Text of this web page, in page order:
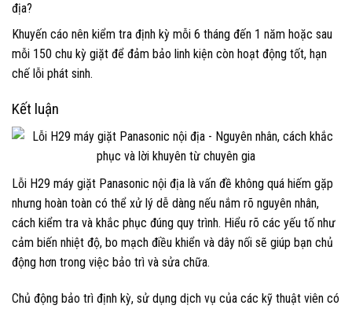
địa?
Khuyến cáo nên kiểm tra định kỳ mỗi 6 tháng đến 1 năm hoặc sau
mỗi 150 chu kỳ giặt để đảm bảo linh kiện còn hoạt động tốt, hạn
chế lỗi phát sinh.
Kết luận
Lỗi H29 máy giặt Panasonic nội địa là vấn đề không quá hiếm gặp
nhưng hoàn toàn có thể xử lý dễ dàng nếu nắm rõ nguyên nhân,
cách kiểm tra và khắc phục đúng quy trình. Hiểu rõ các yếu tố như
cảm biến nhiệt độ, bo mạch điều khiển và dây nối sẽ giúp bạn chủ
động hơn trong việc bảo trì và sửa chữa.
Chủ động bảo trì định kỳ, sử dụng dịch vụ của các kỹ thuật viên có